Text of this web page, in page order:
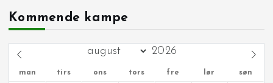
Kommende kampe
man tirs ons tors fre lør søn